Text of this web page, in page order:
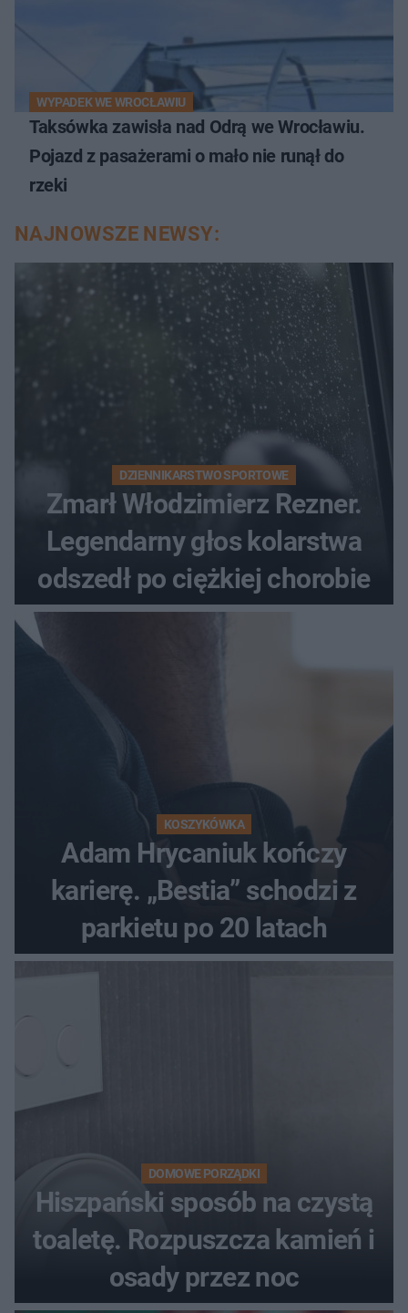
WYPADEK WE WROCŁAWIU
Taksówka zawisła nad Odrą we Wrocławiu.
Pojazd z pasażerami o mało nie runął do
rzeki
NAJNOWSZE NEWSY:
DZIENNIKARSTWO SPORTOWE
Zmarł Włodzimierz Rezner.
Legendarny głos kolarstwa
odszedł po ciężkiej chorobie
KOSZYKÓWKA
Adam Hrycaniuk kończy
karierę. „Bestia” schodzi z
parkietu po 20 latach
DOMOWE PORZĄDKI
Hiszpański sposób na czystą
toaletę. Rozpuszcza kamień i
osady przez noc